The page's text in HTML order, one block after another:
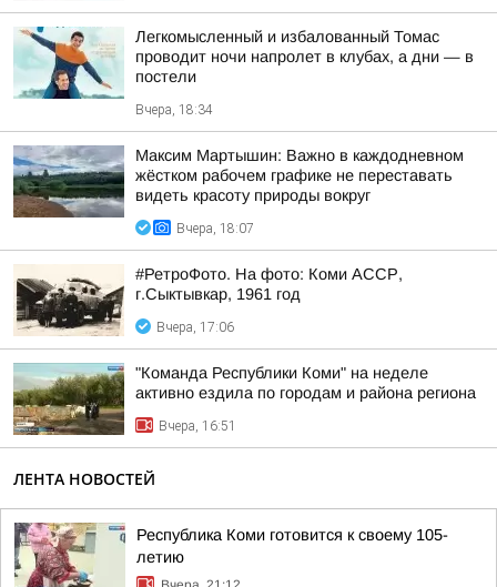
Легкомысленный и избалованный Томас
проводит ночи напролет в клубах, а дни — в
постели
Вчера, 18:34
Максим Мартышин: Важно в каждодневном
жёстком рабочем графике не переставать
видеть красоту природы вокруг
Вчера, 18:07
#РетроФото. На фото: Коми АССР,
г.Сыктывкар, 1961 год
Вчера, 17:06
"Команда Республики Коми" на неделе
активно ездила по городам и района региона
Вчера, 16:51
ЛЕНТА НОВОСТЕЙ
Республика Коми готовится к своему 105-
летию